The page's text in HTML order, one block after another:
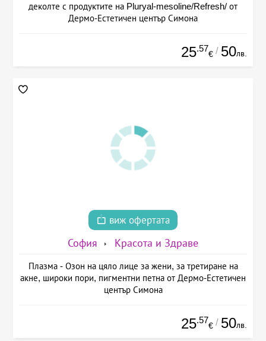
деколте с продуктите на Pluryal-mesoline/Refresh/ от
Дермо-Естетичен център Симона
25.57
€ / 50лв.
виж офертата
София Красота и Здраве
Плазма - Озон на цяло лице за жени, за третиране на
акне, широки пори, пигментни петна от Дермо-Естетичен
център Симона
25.57
€ / 50лв.